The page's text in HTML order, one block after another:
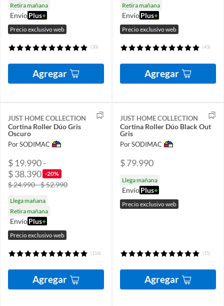
Retira mañana
EnvíoPlus+
Precio exclusivo web
(30)
Agregar
Retira mañana
EnvíoPlus+
Precio exclusivo web
(43)
Agregar
JUST HOME COLLECTION
Cortina Roller Dúo Gris
Oscuro
Por SODIMAC
$ 19.990 -
$ 38.390 -20%
$ 24.990 - $ 52.990
Llega mañana
Retira mañana
EnvíoPlus+
Precio exclusivo web
(116)
Agregar
JUST HOME COLLECTION
Cortina Roller Dúo Black Out
Gris
Por SODIMAC
$ 79.990
Llega mañana
EnvíoPlus+
Precio exclusivo web
(15)
Agregar